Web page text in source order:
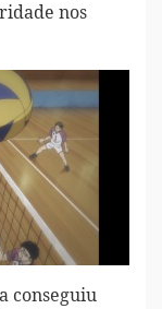
nos
conseguiu